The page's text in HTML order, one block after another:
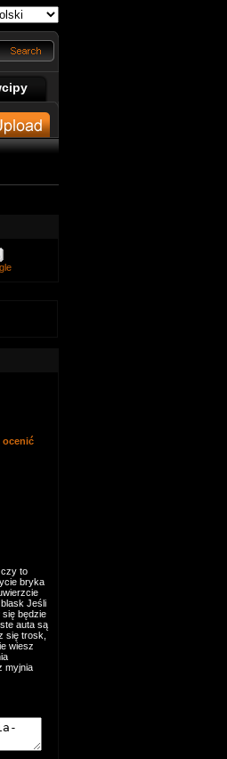
ocenić
czy to
bryka
Jeśli
będzie
auta są
się trosk,
wiesz
myjnia